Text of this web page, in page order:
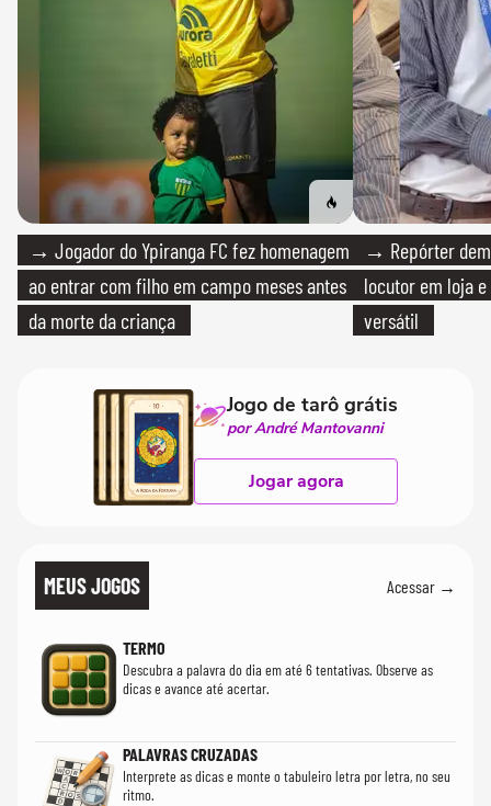
→ Jogador do Ypiranga FC fez homenagem
ao entrar com filho em campo meses antes
da morte da criança
→ Repórter
locutor em loja
versátil
Jogo de tarô grátis
por André Mantovanni
Jogar agora
MEUS JOGOS Acessar →
TERMO
Descubra a palavra do dia em até 6 tentativas. Observe as
dicas e avance até acertar.
PALAVRAS CRUZADAS
Interprete as dicas e monte o tabuleiro letra por letra, no seu
ritmo.